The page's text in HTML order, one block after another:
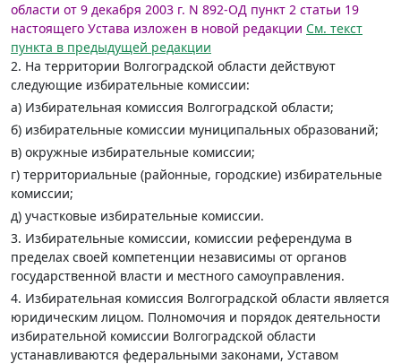
области от 9 декабря 2003 г. N 892-ОД пункт 2 статьи 19
настоящего Устава изложен в новой редакции См. текст
пункта в предыдущей редакции
2. На территории Волгоградской области действуют
следующие избирательные комиссии:
а) Избирательная комиссия Волгоградской области;
б) избирательные комиссии муниципальных образований;
в) окружные избирательные комиссии;
г) территориальные (районные, городские) избирательные
комиссии;
д) участковые избирательные комиссии.
3. Избирательные комиссии, комиссии референдума в
пределах своей компетенции независимы от органов
государственной власти и местного самоуправления.
4. Избирательная комиссия Волгоградской области является
юридическим лицом. Полномочия и порядок деятельности
избирательной комиссии Волгоградской области
устанавливаются федеральными законами, Уставом